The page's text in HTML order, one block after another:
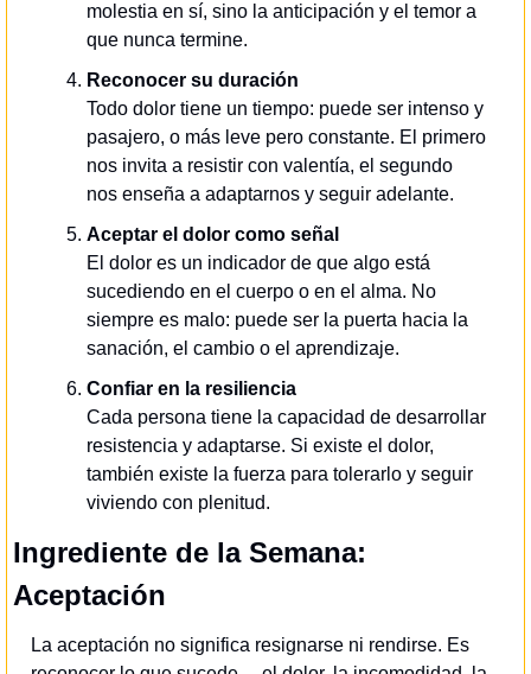
molestia en sí, sino la anticipación y el temor a
que nunca termine.
Reconocer su duración
Todo dolor tiene un tiempo: puede ser intenso y
pasajero, o más leve pero constante. El primero
nos invita a resistir con valentía, el segundo
nos enseña a adaptarnos y seguir adelante.
Aceptar el dolor como señal
El dolor es un indicador de que algo está
sucediendo en el cuerpo o en el alma. No
siempre es malo: puede ser la puerta hacia la
sanación, el cambio o el aprendizaje.
Confiar en la resiliencia
Cada persona tiene la capacidad de desarrollar
resistencia y adaptarse. Si existe el dolor,
también existe la fuerza para tolerarlo y seguir
viviendo con plenitud.
Ingrediente de la Semana:
Aceptación
La aceptación no significa resignarse ni rendirse. Es